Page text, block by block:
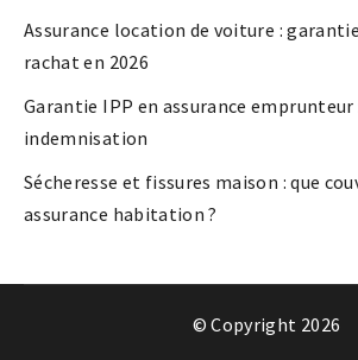
Assurance location de voiture :
rachat en 2026
Garantie IPP en assurance
indemnisation
Sécheresse et fissures maison : que
assurance habitation ?
© Copyright 2026